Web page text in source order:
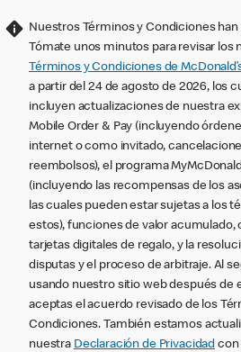
Nuestros Términos y Condiciones han
Tómate unos minutos para revisar los
Términos y Condiciones de
a partir del 24 de agosto de 2026, los
incluyen actualizaciones de nuestra
Mobile Order & Pay (incluyendo
internet o como invitado,
reembolsos), el programa
(incluyendo las recompensas de los
las cuales pueden estar sujetas a los
estos), funciones de valor acumulado,
tarjetas digitales de regalo, y la
disputas y el proceso de arbitraje. Al
usando nuestro sitio web después de
aceptas el acuerdo revisado de los
Condiciones. También estamos
nuestra Declaración de Privacidad con